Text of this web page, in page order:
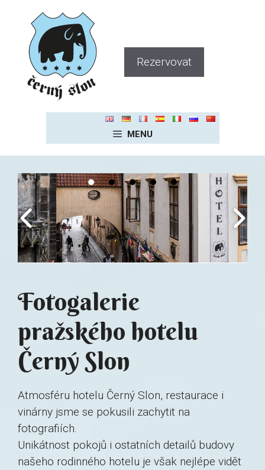
Rezervovat
MENU
Fotogalerie
pražského hotelu
Černý Slon
Atmosféru hotelu Černý Slon, restaurace i
vinárny jsme se pokusili zachytit na
fotografiích.
Unikátnost pokojů i ostatních detailů budovy
našeho rodinného hotelu je však nejlépe vidět